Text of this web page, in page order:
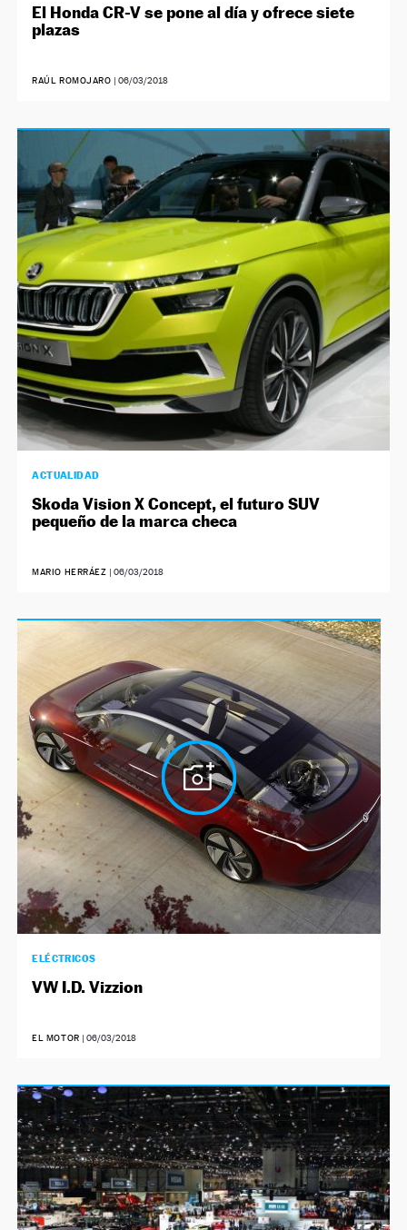
El Honda CR-V se pone al día y ofrece siete
plazas
RAÚL ROMOJARO | 06/03/2018
ACTUALIDAD
Skoda Vision X Concept, el futuro SUV
pequeño de la marca checa
MARIO HERRÁEZ | 06/03/2018
ELÉCTRICOS
VW I.D. Vizzion
EL MOTOR | 06/03/2018